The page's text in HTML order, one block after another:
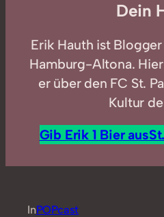
Dein
Erik Hauth ist
Hamburg-Altona.
er über den FC St.
Kultur
Gib Erik 1 Bier aus
InPOPcast